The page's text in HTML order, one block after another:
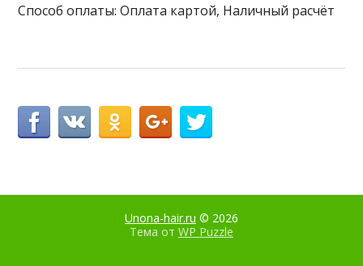
Способ оплаты: Оплата картой, Наличный расчёт
Unona-hair.ru © 2026
Тема от WP Puzzle